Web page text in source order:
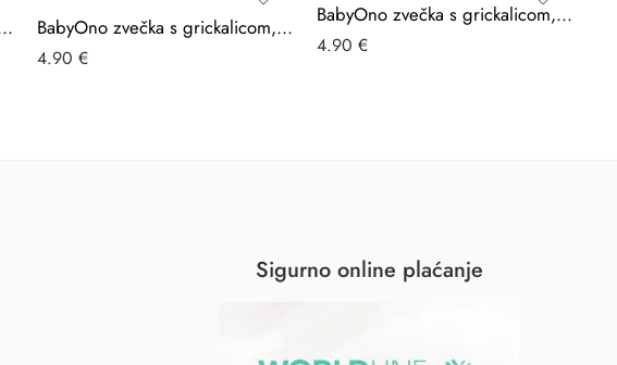
i zvukom, Bombon BabyOno zvečka s grickalicom, Voće
4.90 €
BabyOno zvečka s grickalicom, Uteg
4.90 €
Sigurno online plaćanje